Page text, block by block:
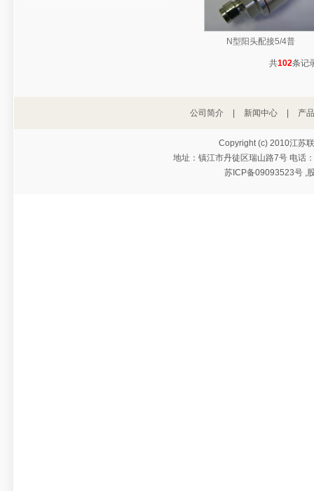
N型阳头配接5/4普
共102条记
公司简介 新闻中心 产
Copyright (c) 2010江苏
地址：镇江市丹徒区瑞山路7号 电话
苏ICP备09093523号 ,